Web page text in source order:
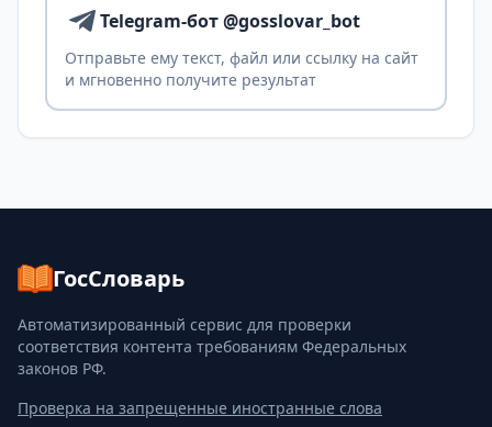
Telegram-бот @gosslovar_bot
Отправьте ему текст, файл или ссылку на сайт
и мгновенно получите результат
ГосСловарь
Автоматизированный сервис для проверки
соответствия контента требованиям Федеральных
законов РФ.
Проверка на запрещенные иностранные слова